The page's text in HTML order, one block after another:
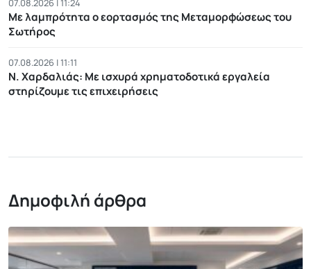
07.08.2026 | 11:24
Με λαμπρότητα ο εορτασμός της Μεταμορφώσεως του
Σωτήρος
07.08.2026 | 11:11
Ν. Χαρδαλιάς: Με ισχυρά χρηματοδοτικά εργαλεία
στηρίζουμε τις επιχειρήσεις
Δημοφιλή άρθρα